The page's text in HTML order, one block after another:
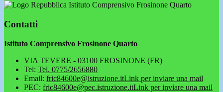
Istituto Comprensivo Frosinone Quarto
Contatti
Istituto Comprensivo Frosinone Quarto
VIA TEVERE - 03100 FROSINONE (FR)
Tel: Tel. 0775/2656880
Email: fric84600e@istruzione.itLink per inviare una mail
PEC: fric84600e@pec.istruzione.itLink per inviare una mail